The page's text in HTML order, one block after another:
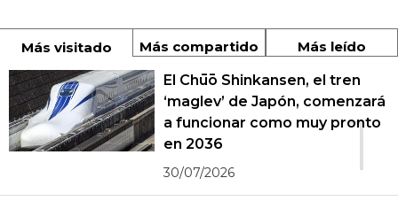
Más visitado Más compartido Más leído
1
El Chūō Shinkansen, el tren
‘maglev’ de Japón, comenzará
a funcionar como muy pronto
en 2036
30/07/2026